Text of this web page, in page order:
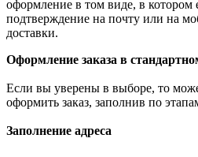
оформление в том виде, в котором
подтверждение на почту или на
доставки.
Оформление заказа в
Если вы уверены в выборе, то
оформить заказ, заполнив по
Заполнение адреса